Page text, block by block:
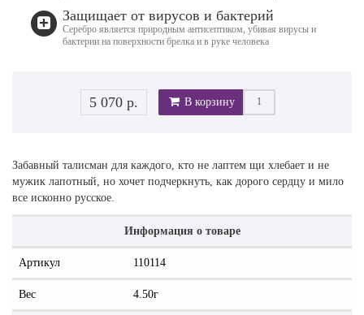
Защищает от вирусов и бактерий
Серебро является природным антисептиком, убивая вирусы и
бактерии на поверхности брелка и в руке человека
5 070 р. В корзину
Забавный талисман для каждого, кто не лаптем щи хлебает и не
мужик лапотный, но хочет подчеркнуть, как дорого сердцу и мило
все исконно русское.
Информация о товаре
Артикул 110114
Вес 4.50г